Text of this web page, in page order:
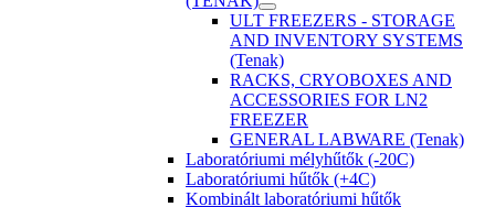
ULT FREEZERS - STORAGE
AND INVENTORY SYSTEMS
(Tenak)
RACKS, CRYOBOXES AND
ACCESSORIES FOR LN2
FREEZER
GENERAL LABWARE (Tenak)
Laboratóriumi mélyhűtők (-20C)
Laboratóriumi hűtők (+4C)
Kombinált laboratóriumi hűtők